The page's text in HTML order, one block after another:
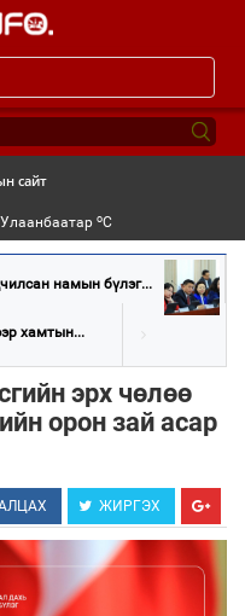
сайт
Улаанбаатар oC
намын бүлэг...
хамтын...
эрх чөлөө
орон зай асар
ЖИРГЭХ